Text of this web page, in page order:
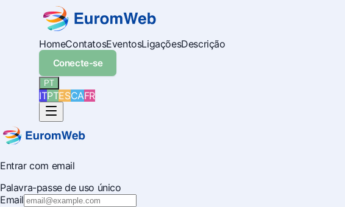
HomeContatosEventosLigaçõesDescrição
Conecte-se
PT
ITPTESCAFR
Entrar com email
Palavra-passe de uso único
Email